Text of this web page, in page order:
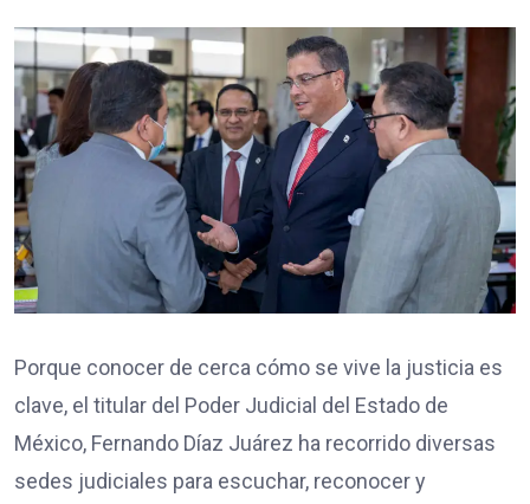
Porque conocer de cerca cómo se vive la justicia es
clave, el titular del Poder Judicial del Estado de
México, Fernando Díaz Juárez ha recorrido diversas
sedes judiciales para escuchar, reconocer y